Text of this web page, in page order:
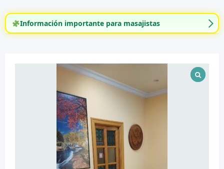
Información importante para masajistas